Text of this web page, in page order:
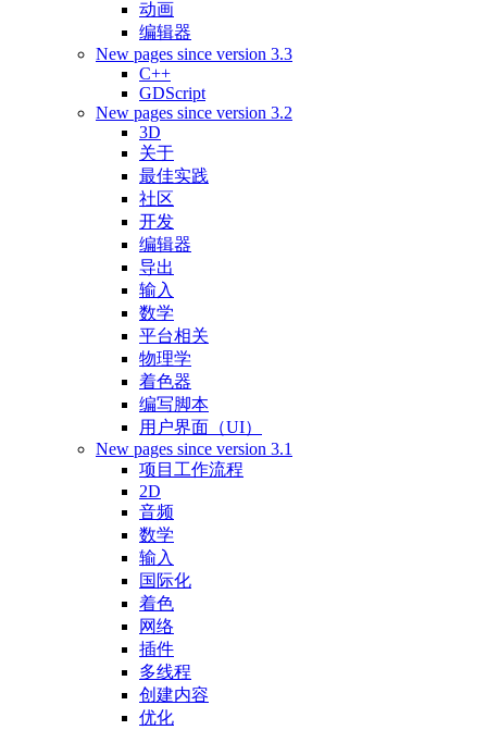
动画
编辑器
New pages since version 3.3
C++
GDScript
New pages since version 3.2
3D
关于
最佳实践
社区
开发
编辑器
导出
输入
数学
平台相关
物理学
着色器
编写脚本
用户界面（UI）
New pages since version 3.1
项目工作流程
2D
音频
数学
输入
国际化
着色
网络
插件
多线程
创建内容
优化